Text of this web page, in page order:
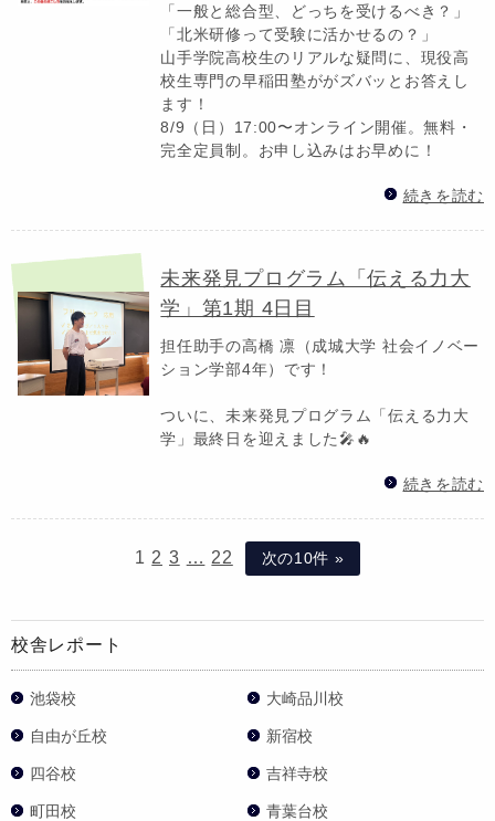
「一般と総合型、どっちを受けるべき？」
「北米研修って受験に活かせるの？」
山手学院高校生のリアルな疑問に、現役高
校生専門の早稲田塾ががズバッとお答えし
ます！
8/9（日）17:00〜オンライン開催。無料・
完全定員制。お申し込みはお早めに！
続きを読む
未来発見プログラム「伝える力大
学」第1期 4日目
担任助手の高橋 凛（成城大学 社会イノベー
ション学部4年）です！
ついに、未来発見プログラム「伝える力大
学」最終日を迎えました🎤🔥
続きを読む
1 2 3 … 22 次の10件 »
校舎レポート
池袋校 大崎品川校
自由が丘校 新宿校
四谷校 吉祥寺校
町田校 青葉台校